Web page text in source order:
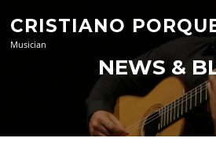
content
CRISTIANO
Musician
NEWS &